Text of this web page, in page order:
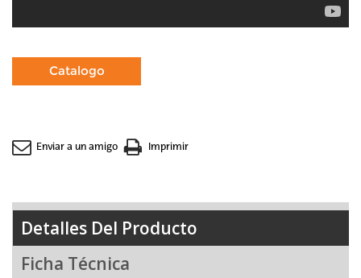
Enviar a un amigo Imprimir
Detalles Del Producto
Ficha Técnica